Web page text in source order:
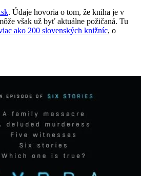
. Údaje hovoria o tom, že kniha je v
však už byť aktuálne požičaná. Tu
ako 200 slovenských knižníc, o